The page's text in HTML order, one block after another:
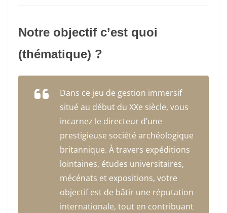
Notre objectif c’est quoi
(thématique) ?
Dans ce jeu de gestion immersif
situé au début du XXe siècle, vous
incarnez le directeur d’une
prestigieuse société archéologique
britannique. À travers expéditions
lointaines, études universitaires,
mécénats et expositions, votre
objectif est de bâtir une réputation
internationale, tout en contribuant